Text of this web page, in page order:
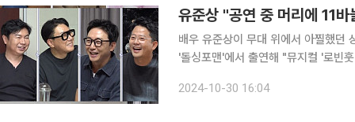
유준상 "공연 중 머리에 11
배우 유준상이 무대 위에서 아찔했던 상황을 떠올렸다. 유준상은
'돌싱포맨'에서 출연해 "뮤지컬 '로빈
다"고 털어놨다. 이어 "다행히
2024-10-30 16:04